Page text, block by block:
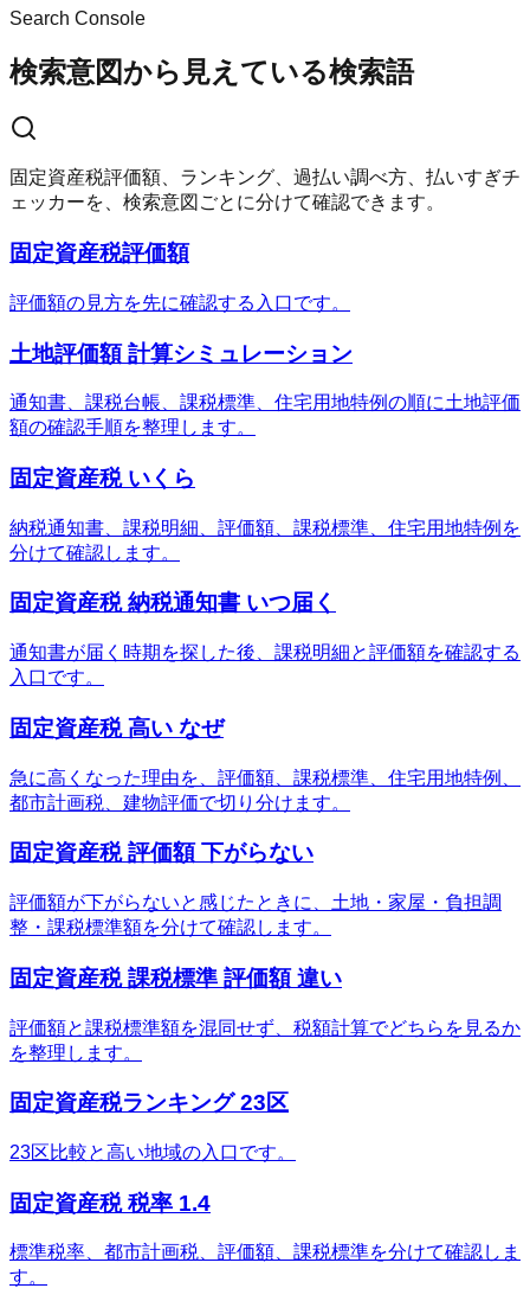
Search Console
検索意図から見えている検索語
固定資産税評価額、ランキング、過払い調べ方、払いすぎチ
ェッカーを、検索意図ごとに分けて確認できます。
固定資産税評価額
評価額の見方を先に確認する入口です。
土地評価額 計算シミュレーション
通知書、課税台帳、課税標準、住宅用地特例の順に土地評価
額の確認手順を整理します。
固定資産税 いくら
納税通知書、課税明細、評価額、課税標準、住宅用地特例を
分けて確認します。
固定資産税 納税通知書 いつ届く
通知書が届く時期を探した後、課税明細と評価額を確認する
入口です。
固定資産税 高い なぜ
急に高くなった理由を、評価額、課税標準、住宅用地特例、
都市計画税、建物評価で切り分けます。
固定資産税 評価額 下がらない
評価額が下がらないと感じたときに、土地・家屋・負担調
整・課税標準額を分けて確認します。
固定資産税 課税標準 評価額 違い
評価額と課税標準額を混同せず、税額計算でどちらを見るか
を整理します。
固定資産税ランキング 23区
23区比較と高い地域の入口です。
固定資産税 税率 1.4
標準税率、都市計画税、評価額、課税標準を分けて確認しま
す。